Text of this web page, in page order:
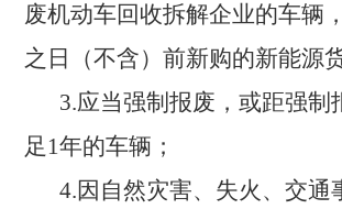
废机动车回收拆解企业的车辆
之日（不含）前新购的新能源
3.应当强制报废，或距强制
足1年的车辆；
4.因自然灾害、失火、交通